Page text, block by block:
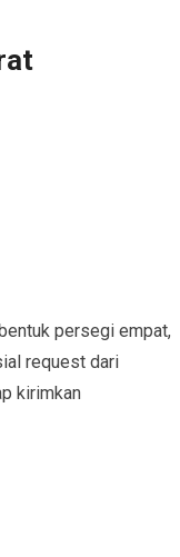
persegi empat,
request dari
kirimkan